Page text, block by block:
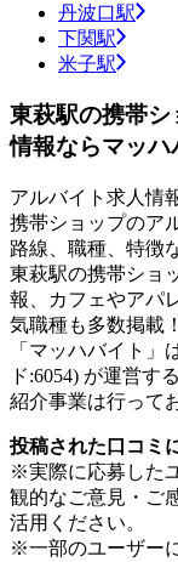
丹波口駅
下関駅
米子駅
東萩駅の携帯
情報ならマッハ
アルバイト求人情
携帯ショップのア
路線、職種、特徴
東萩駅の携帯ショ
報、カフェやアパ
気職種も多数掲載！
「マッハバイト」
ド:6054) が運営す
紹介事業は行って
投稿された口コミ
※実際に応募した
観的なご意見・ご
活用ください。
※一部のユーザー